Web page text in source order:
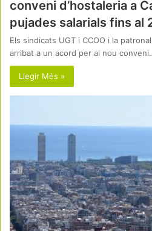
conveni d’hostaleria a
pujades salarials fins al
Els sindicats UGT i CCOO i la
arribat a un acord per al nou
Llegir Més »